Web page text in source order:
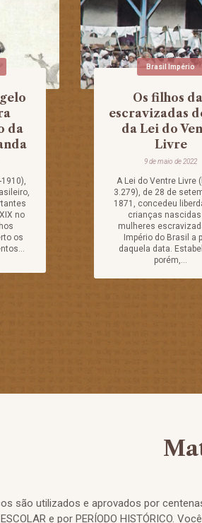
da
no
os
Brasil Império
Os filhos
escravizadas
da Lei do
Livre
9 de maio de 2022
A Lei do Ventre Livre
3.279), de 28 de
1871, concedeu
crianças
mulheres
Império do Brasil a
daquela data.
porém,...
são utilizados e aprovados por
e por PERÍODO HISTÓRICO.